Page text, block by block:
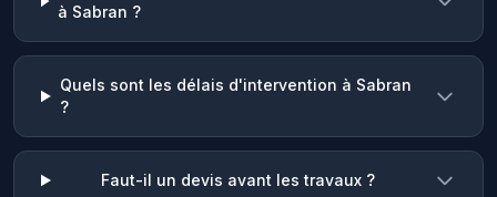
à Sabran ?
Quels sont les délais d'intervention à Sabran
?
Faut-il un devis avant les travaux ?